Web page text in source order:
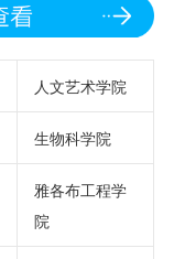
人文艺术学院
生物科学院
雅各布工程学
院